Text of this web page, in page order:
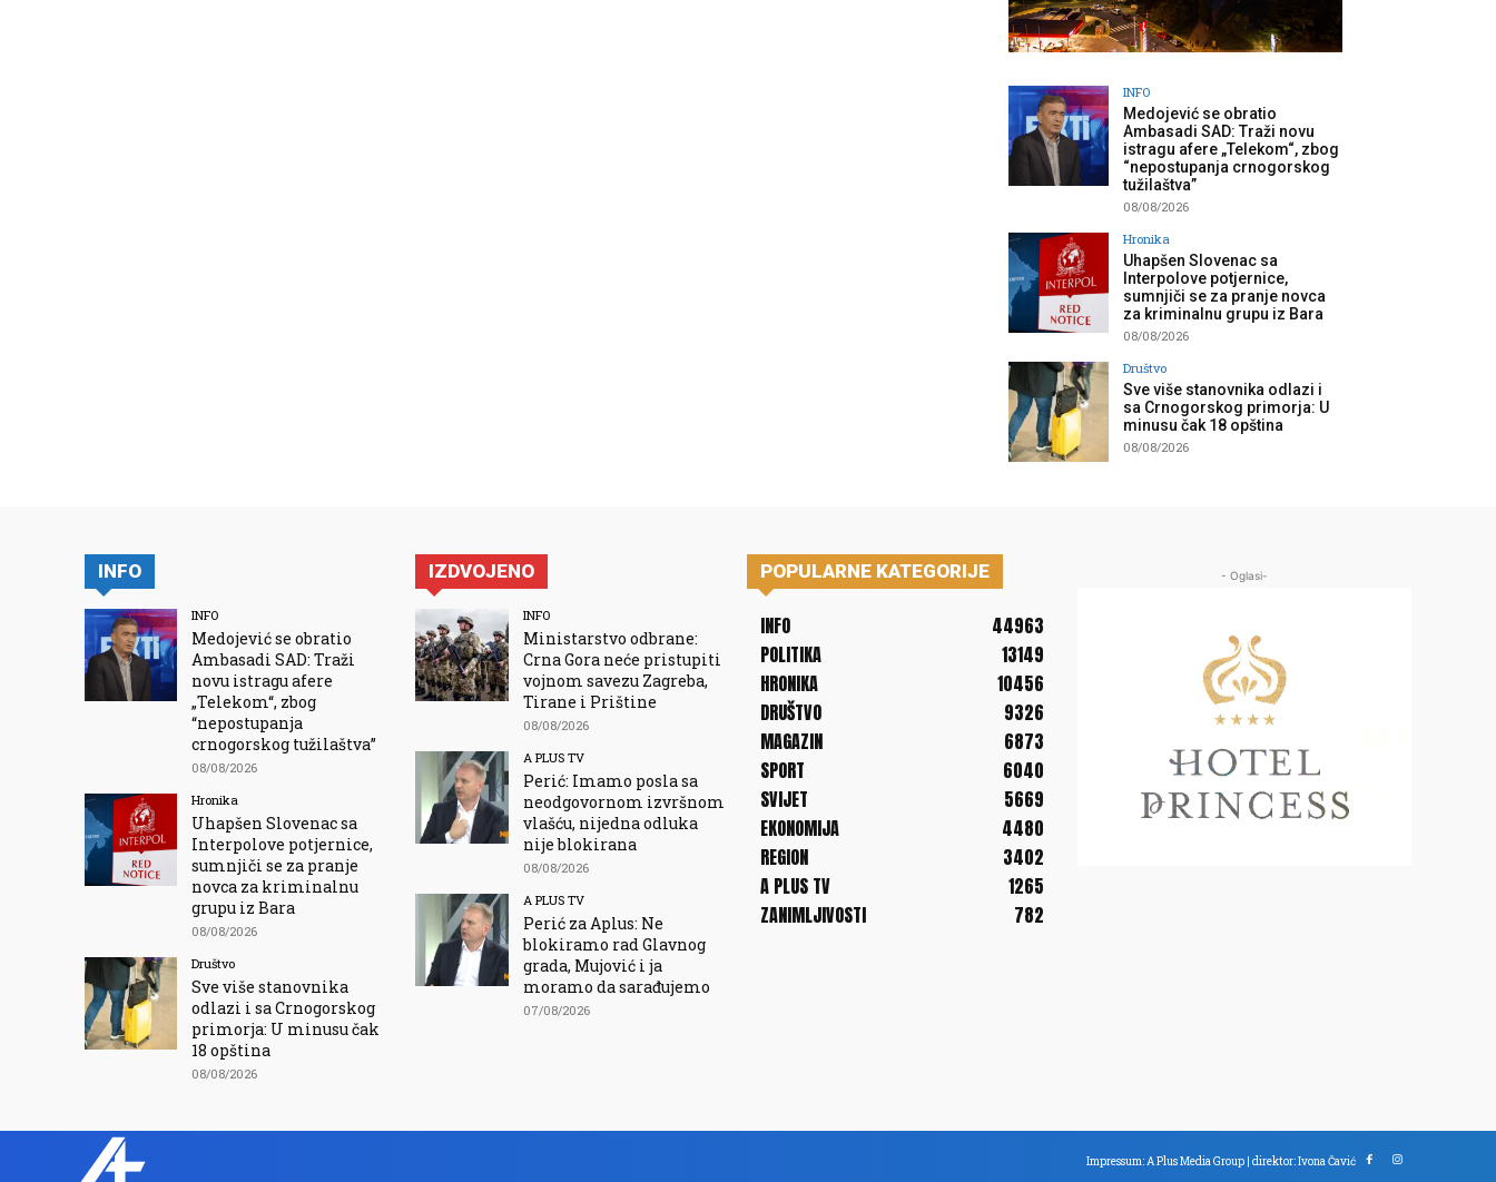
INFO
Medojević se obratio
Ambasadi SAD: Traži novu
istragu afere „Telekom“, zbog
“nepostupanja crnogorskog
tužilaštva”
08/08/2026
Hronika
Uhapšen Slovenac sa
Interpolove potjernice,
sumnjiči se za pranje novca
za kriminalnu grupu iz Bara
08/08/2026
Društvo
Sve više stanovnika odlazi i
sa Crnogorskog primorja: U
minusu čak 18 opština
08/08/2026
INFO
INFO
Medojević se obratio
Ambasadi SAD: Traži
novu istragu afere
„Telekom“, zbog
“nepostupanja
crnogorskog tužilaštva”
08/08/2026
Hronika
Uhapšen Slovenac sa
Interpolove potjernice,
sumnjiči se za pranje
novca za kriminalnu
grupu iz Bara
08/08/2026
Društvo
Sve više stanovnika
odlazi i sa Crnogorskog
primorja: U minusu čak
18 opština
08/08/2026
IZDVOJENO
INFO
Ministarstvo odbrane:
Crna Gora neće pristupiti
vojnom savezu Zagreba,
Tirane i Prištine
08/08/2026
A PLUS TV
Perić: Imamo posla sa
neodgovornom izvršnom
vlašću, nijedna odluka
nije blokirana
08/08/2026
A PLUS TV
Perić za Aplus: Ne
blokiramo rad Glavnog
grada, Mujović i ja
moramo da sarađujemo
07/08/2026
POPULARNE KATEGORIJE
INFO
44963
POLITIKA
13149
HRONIKA
10456
DRUŠTVO
9326
MAGAZIN
6873
SPORT
6040
SVIJET
5669
EKONOMIJA
4480
REGION
3402
A PLUS TV
1265
ZANIMLJIVOSTI
782
- Oglasi-
Impressum: A Plus Media Group | direktor: Ivona Čavić